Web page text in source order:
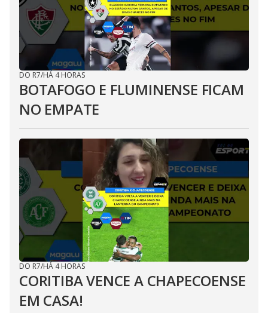
DO R7/HÁ 4 HORAS
BOTAFOGO E FLUMINENSE FICAM
NO EMPATE
DO R7/HÁ 4 HORAS
CORITIBA VENCE A CHAPECOENSE
EM CASA!